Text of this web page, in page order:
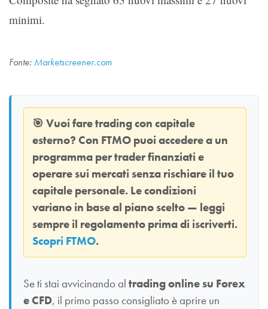
minimi.
Fonte: Marketscreener.com
🎯 Vuoi fare trading con capitale
esterno? Con FTMO puoi accedere a un
programma per trader finanziati e
operare sui mercati senza rischiare il tuo
capitale personale. Le condizioni
variano in base al piano scelto — leggi
sempre il regolamento prima di iscriverti.
Scopri FTMO.
Se ti stai avvicinando al trading online su Forex
e CFD, il primo passo consigliato è aprire un